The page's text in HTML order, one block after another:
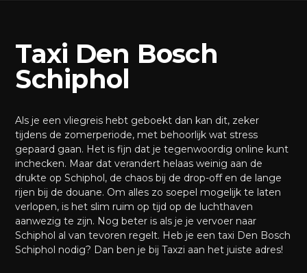
Taxi Den Bosch
Schiphol
Als je een vliegreis hebt geboekt dan kan dit, zeker
tijdens de zomerperiode, met behoorlijk wat stress
gepaard gaan. Het is fijn dat je tegenwoordig online kunt
inchecken. Maar dat verandert helaas weinig aan de
drukte op Schiphol, de chaos bij de drop-off en de lange
rijen bij de douane. Om alles zo soepel mogelijk te laten
verlopen, is het slim ruim op tijd op de luchthaven
aanwezig te zijn. Nog beter is als je je vervoer naar
Schiphol al van tevoren regelt. Heb je een taxi Den Bosch
Schiphol nodig? Dan ben je bij Taxzi aan het juiste adres!